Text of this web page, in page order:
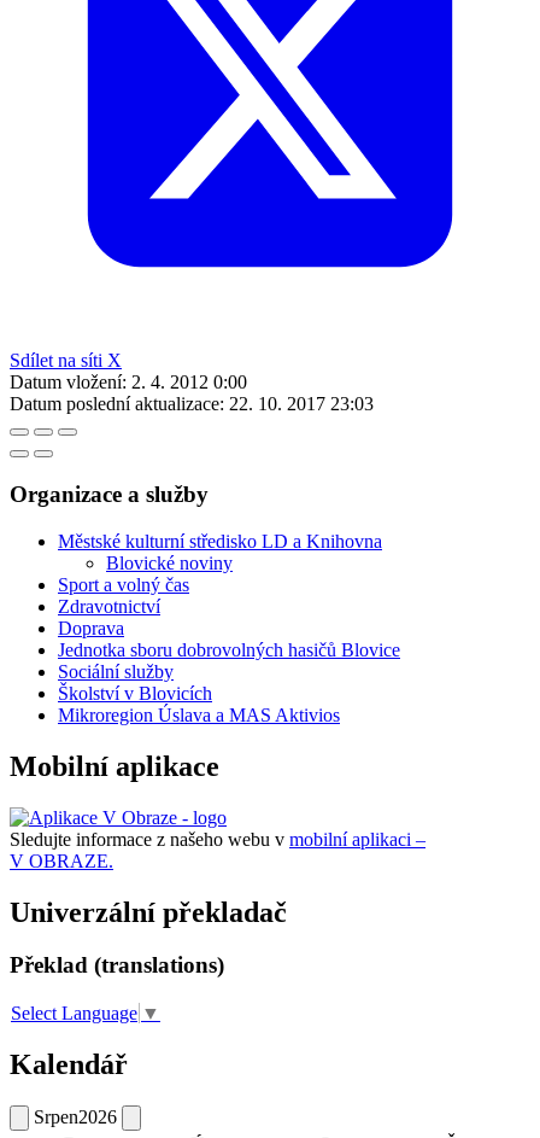
Sdílet na síti X
Datum vložení: 2. 4. 2012 0:00
Datum poslední aktualizace: 22. 10. 2017 23:03
Organizace a služby
Městské kulturní středisko LD a Knihovna
Blovické noviny
Sport a volný čas
Zdravotnictví
Doprava
Jednotka sboru dobrovolných hasičů Blovice
Sociální služby
Školství v Blovicích
Mikroregion Úslava a MAS Aktivios
Mobilní aplikace
Sledujte informace z našeho webu v mobilní aplikaci –
V OBRAZE.
Univerzální překladač
Překlad (translations)
Select Language ▼
Kalendář
Srpen2026